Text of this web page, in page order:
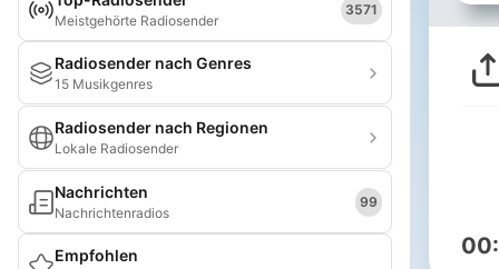
Meistgehörte Radiosender
3571
Radiosender nach Genres
15 Musikgenres
Radiosender nach Regionen
Lokale Radiosender
Nachrichten
Nachrichtenradios
99
Empfohlen